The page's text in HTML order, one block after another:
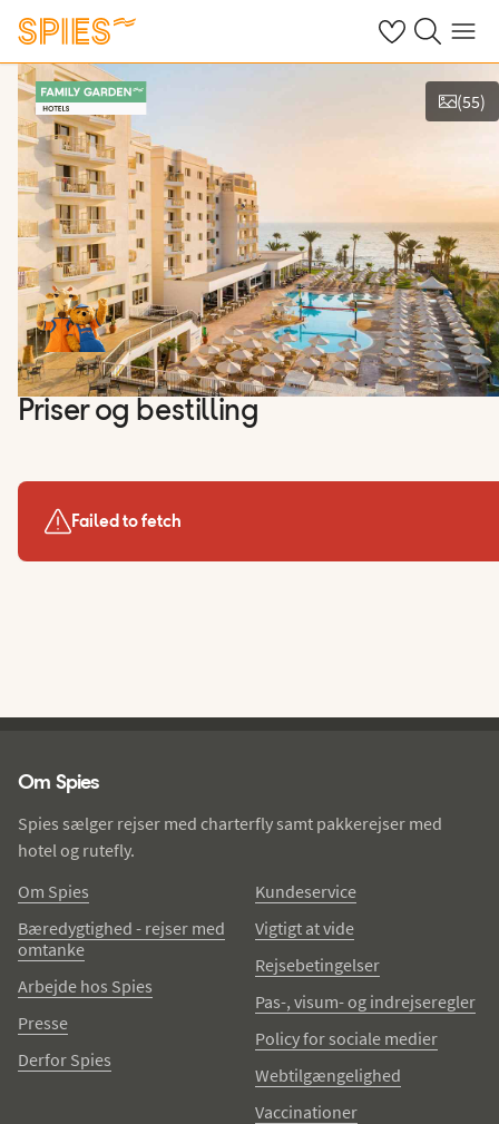
Se dine gemte
Søg påMenu
Vis billeder
(55)
Priser og bestilling
Failed to fetch
Om Spies
Spies sælger rejser med charterfly samt pakkerejser med
hotel og rutefly.
Om Spies
Bæredygtighed - rejser med
omtanke
Arbejde hos Spies
Presse
Derfor Spies
Kundeservice
Vigtigt at vide
Rejsebetingelser
Pas-, visum- og indrejseregler
Policy for sociale medier
Webtilgængelighed
Vaccinationer